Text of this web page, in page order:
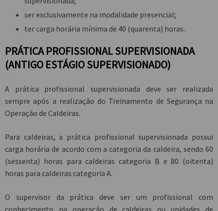
ser exclusivamente na modalidade presencial;
ter carga horária mínima de 40 (quarenta) horas.
PRÁTICA PROFISSIONAL SUPERVISIONADA
(ANTIGO ESTÁGIO SUPERVISIONADO)
A prática profissional supervisionada deve ser realizada
sempre após a realização do Treinamento de Segurança na
Operação de Caldeiras.
Para caldeiras, a prática profissional supervisionada possui
carga horária de acordo com a categoria da caldeira, sendo 60
(sessenta) horas para caldeiras categoria B e 80 (oitenta)
horas para caldeiras categoria A.
O supervisor da prática deve ser um profissional com
conhecimento na operação de caldeiras ou unidades de